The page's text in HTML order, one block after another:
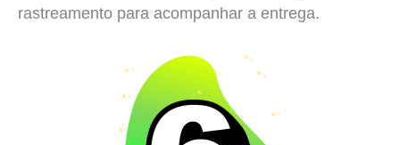
rastreamento para acompanhar a entrega.